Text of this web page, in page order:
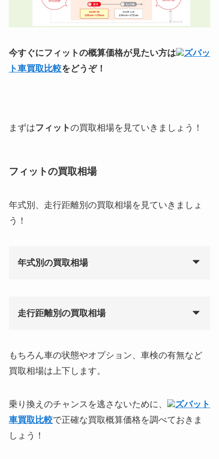
今すぐにフィットの概算価格が見たい方は
ズバッ
ト車買取比較をどうぞ！
まずはフィットの買取相場を見ていきましょう！
フィットの買取相場
年式別、走行距離別の買取相場を見ていきましょ
う！
年式別の買取相場
走行距離別の買取相場
もちろん車の状態やオプション、車検の有無など
買取相場は上下します。
乗り換えのチャンスを逃さないために、
ズバット
車買取比較で正確な買取概算価格を調べておきま
しょう！